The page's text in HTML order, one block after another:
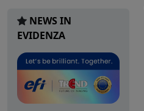
NEWS IN
EVIDENZA